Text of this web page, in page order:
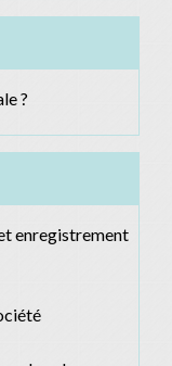
?
enregistrement